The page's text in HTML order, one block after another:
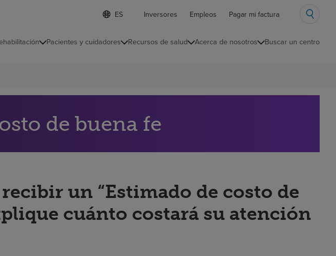
Lista
de
contraída
d
o
m
e
i
a
Inversores Empleos Pagar mi factura
Pacientes y cuidadores Recursos de salud Acerca de nosotros Buscar un centro
de buena fe
un “Estimado de costo de
cuánto costará su atención